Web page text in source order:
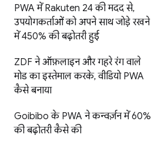
PWA में Rakuten 24 की मदद से,
उपयोगकर्ताओं को अपने साथ जोड़े रखने
में 450% की बढ़ोतरी हुई
ZDF ने ऑफ़लाइन और गहरे रंग वाले
मोड का इस्तेमाल करके,वीडियो PWA
कैसे बनाया
Goibibo के PWA ने कन्वर्ज़न में 60%
की बढ़ोतरी कैसे की